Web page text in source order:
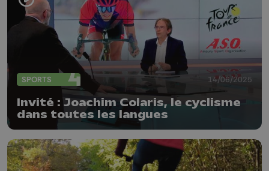
SPORTS 14/06/2025
Invité : Joachim Colaris, le cyclisme
dans toutes les langues